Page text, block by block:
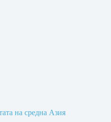
на средна Азия